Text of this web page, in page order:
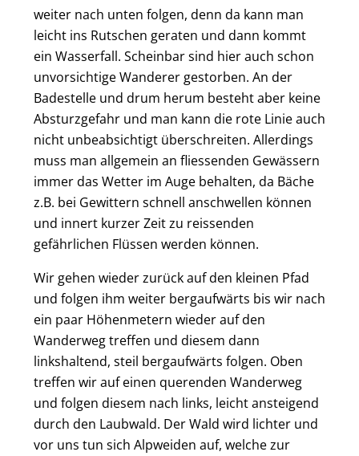
weiter nach unten folgen, denn da kann man
leicht ins Rutschen geraten und dann kommt
ein Wasserfall. Scheinbar sind hier auch schon
unvorsichtige Wanderer gestorben. An der
Badestelle und drum herum besteht aber keine
Absturzgefahr und man kann die rote Linie auch
nicht unbeabsichtigt überschreiten. Allerdings
muss man allgemein an fliessenden Gewässern
immer das Wetter im Auge behalten, da Bäche
z.B. bei Gewittern schnell anschwellen können
und innert kurzer Zeit zu reissenden
gefährlichen Flüssen werden können.
Wir gehen wieder zurück auf den kleinen Pfad
und folgen ihm weiter bergaufwärts bis wir nach
ein paar Höhenmetern wieder auf den
Wanderweg treffen und diesem dann
linkshaltend, steil bergaufwärts folgen. Oben
treffen wir auf einen querenden Wanderweg
und folgen diesem nach links, leicht ansteigend
durch den Laubwald. Der Wald wird lichter und
vor uns tun sich Alpweiden auf, welche zur